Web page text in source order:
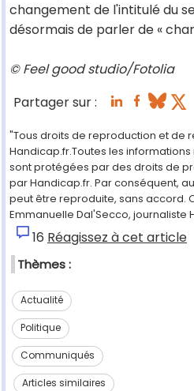
changement de l'intitulé du
désormais de parler de «
© Feel good studio/Fotolia
Partager sur :
"Tous droits de reproduction et de
Handicap.fr.Toutes les
sont protégées par des droits de
par Handicap.fr. Par conséquent,
peut être reproduite, sans accord.
Emmanuelle Dal'Secco, journaliste
16 Réagissez à cet article
Thèmes :
Actualité
Politique
Communiqués
Articles similaires